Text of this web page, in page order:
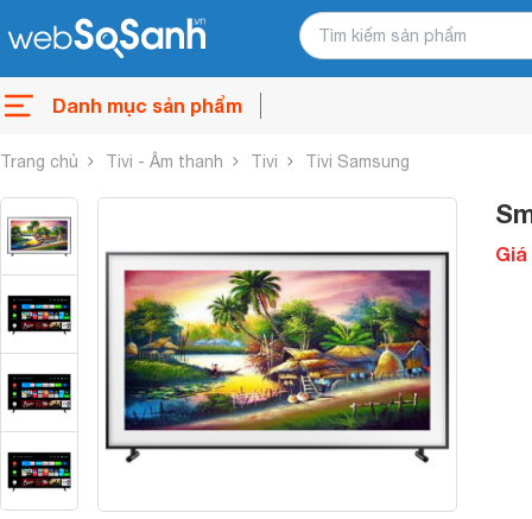
Danh mục sản phẩm
Trang chủ Tivi - Âm thanh Tivi Tivi Samsung
Giá